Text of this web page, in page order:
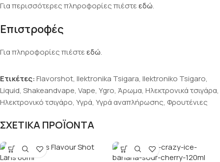
Για περισσότερες πληροφορίες πιέστεεδώ.
Επιστροφές
Για πληροφορίες πιέστεεδώ.
Ετικέτες:Flavorshot, Ilektronika Tsigara, Ilektroniko Tsigaro,
Liquid, Shakeandvape, Vape, Ygro, Άρωμα, Ηλεκτρονικά τσιγάρα,
Ηλεκτρονικό τσιγάρο, Υγρά, Υγρά αναπλήρωσης, Φρουτένιες
ΣΧΕΤΙΚΑ ΠΡΟΪΟΝΤΑ